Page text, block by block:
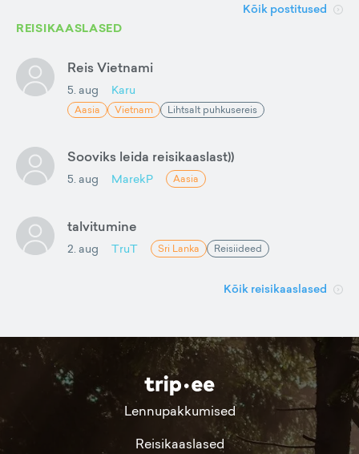
Kõik postitused
REISIKAASLASED
Reis Vietnami
5. aug Karu
Aasia Vietnam Lihtsalt puhkusereis
Sooviks leida reisikaaslast))
5. aug MarekP Aasia
talvitumine
2. aug TruT Sri Lanka Reisiideed
Kõik reisikaaslased
Lennupakkumised
Reisikaaslased